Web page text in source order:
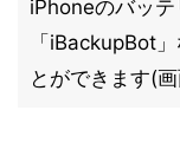
iPhoneのバッテ
「iBackupBot
とができます(